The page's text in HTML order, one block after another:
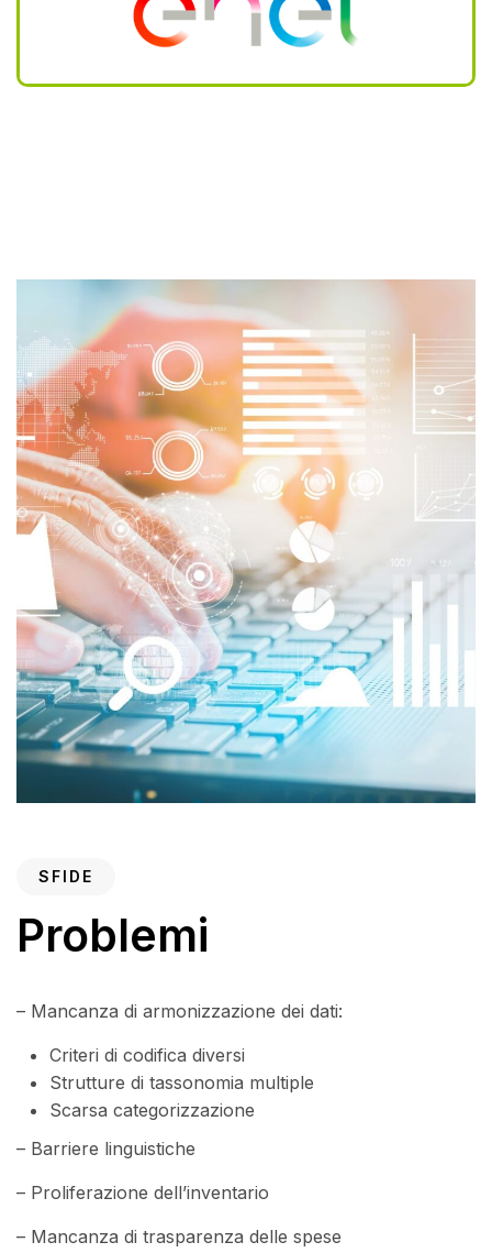
SFIDE
Problemi
– Mancanza di armonizzazione dei dati:
Criteri di codifica diversi
Strutture di tassonomia multiple
Scarsa categorizzazione
– Barriere linguistiche
– Proliferazione dell’inventario
– Mancanza di trasparenza delle spese